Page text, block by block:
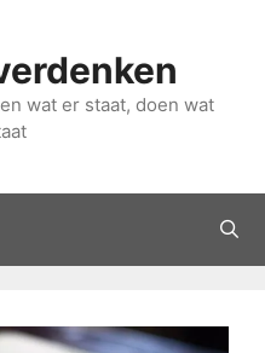
wat er staat, doen wat